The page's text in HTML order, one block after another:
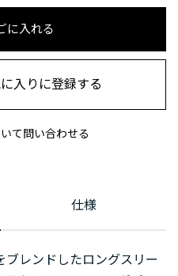
に入れる
て問い合わせる
入りに登録する
仕様
レンドしたロングスリー